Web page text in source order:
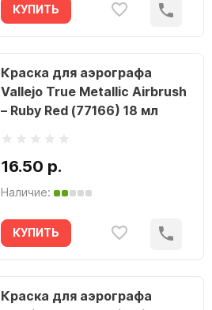
КУПИТЬ
Краска для аэрографа
Vallejo True Metallic Airbrush
– Ruby Red (77166) 18 мл
16.50 р.
Наличие:
КУПИТЬ
Краска для аэрографа